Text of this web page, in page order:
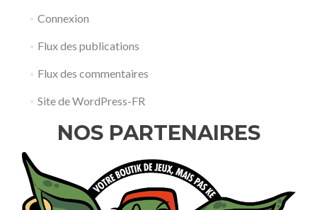
Connexion
Flux des publications
Flux des commentaires
Site de WordPress-FR
NOS PARTENAIRES